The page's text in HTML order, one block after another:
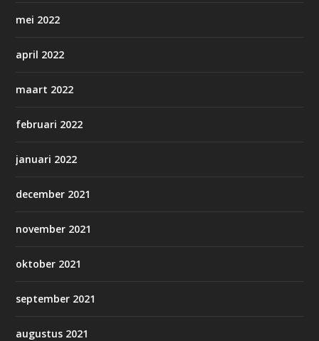
mei 2022
april 2022
maart 2022
februari 2022
januari 2022
december 2021
november 2021
oktober 2021
september 2021
augustus 2021